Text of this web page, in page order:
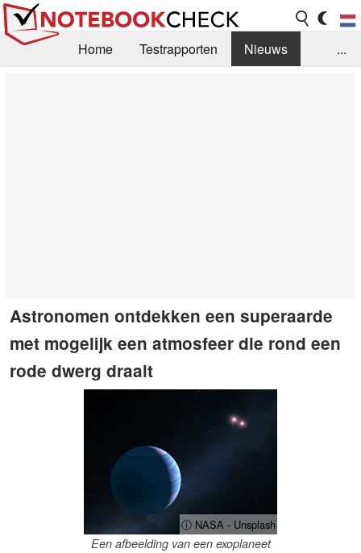
Home Testrapporten
Nieuws
...
Astronomen ontdekken een superaarde
met mogelijk een atmosfeer die rond een
rode dwerg draait
ⓘ NASA - Unsplash
Een afbeelding van een exoplaneet